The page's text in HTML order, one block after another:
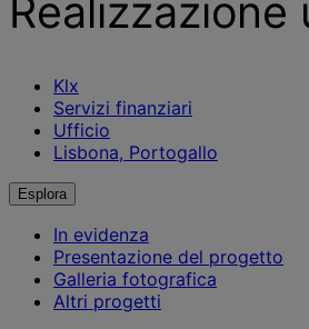
Realizzazione
Klx
Servizi finanziari
Ufficio
Lisbona, Portogallo
Esplora
In evidenza
Presentazione del progetto
Galleria fotografica
Altri progetti